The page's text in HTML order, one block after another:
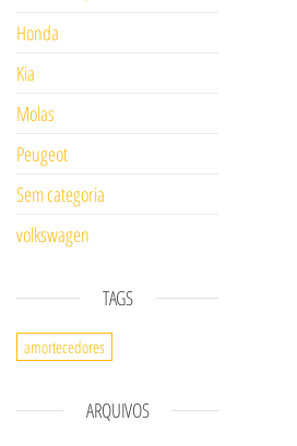
Honda
Kia
Molas
Peugeot
Sem categoria
volkswagen
TAGS
amortecedores
ARQUIVOS